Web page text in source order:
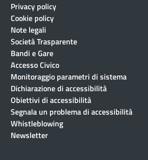
Privacy policy
Cookie policy
Note legali
Società Trasparente
Bandi e Gare
Accesso Civico
Monitoraggio parametri di sistema
Dichiarazione di accessibilità
Obiettivi di accessibilità
Segnala un problema di accessibilità
Whistleblowing
Newsletter